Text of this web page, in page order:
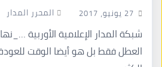
27 يونيو، 2017 المحرر المدار
شبكة المدار الإعلامية الأوربية
العطل فقط بل هو أيضا الوقت